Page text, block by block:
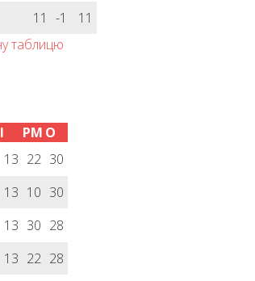
11 -1
11
таблицю
І РМ О
13 22 30
13 10 30
13 30 28
13 22 28